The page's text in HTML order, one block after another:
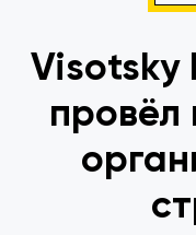
Visotsky
провёл